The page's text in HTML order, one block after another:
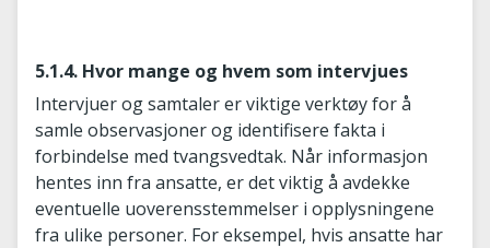
5.1.4. Hvor mange og hvem som intervjues
Intervjuer og samtaler er viktige verktøy for å
samle observasjoner og identifisere fakta i
forbindelse med tvangsvedtak. Når informasjon
hentes inn fra ansatte, er det viktig å avdekke
eventuelle uoverensstemmelser i opplysningene
fra ulike personer. For eksempel, hvis ansatte har